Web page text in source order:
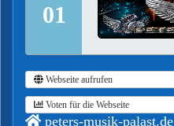
01
Webseite aufrufen
Voten für die Webseite
peters-musik-palast.de